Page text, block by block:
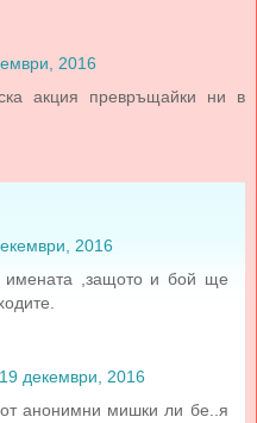
2016
акция превръщайки ни в
2016
,защото и бой ще
декември, 2016
анонимни мишки ли бе..я